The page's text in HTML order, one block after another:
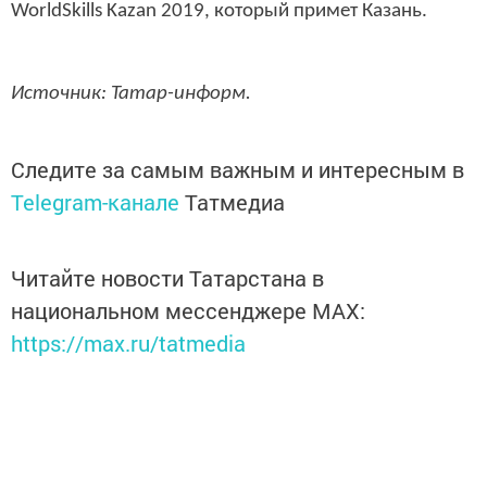
WorldSkills Kazan 2019, который примет Казань.
Источник: Татар-информ.
Следите за самым важным и интересным в
Telegram-канале Татмедиа
Читайте новости Татарстана в
национальном мессенджере MАХ:
https://max.ru/tatmedia